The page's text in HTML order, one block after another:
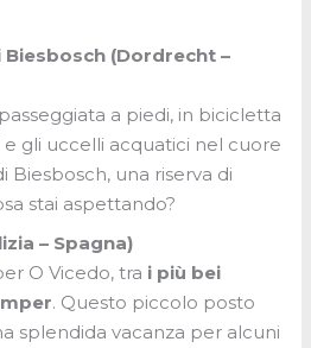
Biesbosch (Dordrecht –
a piedi, in bicicletta
e gli uccelli acquatici nel cuore
Biesbosch, una riserva di
stai aspettando?
– Spagna)
O Vicedo, tra i più bei
. Questo piccolo posto
splendida vacanza per alcuni